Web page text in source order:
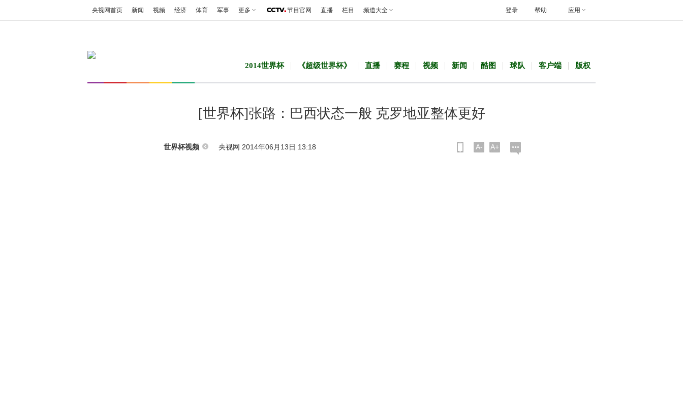
央视网首页 新闻 视频 经济 体育 军事 更多 节目官网 直播 栏目 频道大全 帮助 应用
登录
2014世界杯 《超级世界杯》 直播 赛程 视频 新闻 酷图 球队 客户端 版权
[世界杯]张路：巴西状态一般 克罗地亚整体更好
世界杯视频 央视网 2014年06月13日 13:18 A- A+